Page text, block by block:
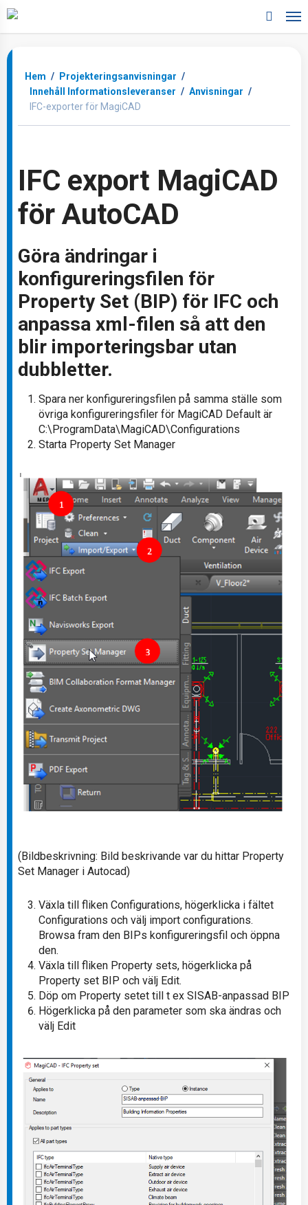
Skip
to
main
content
search
Hem / Projekteringsanvisningar /
Innehåll Informationsleveranser / Anvisningar /
IFC-exporter för MagiCAD
IFC export MagiCAD
för AutoCAD
Göra ändringar i
konfigureringsfilen för
Property Set (BIP) för IFC och
anpassa xml-filen så att den
blir importeringsbar utan
dubbletter.
Spara ner konfigureringsfilen på samma ställe som
övriga konfigureringsfiler för MagiCAD Default är
C:\ProgramData\MagiCAD\Configurations
Starta Property Set Manager
(Bildbeskrivning: Bild beskrivande var du hittar Property
Set Manager i Autocad)
Växla till fliken Configurations, högerklicka i fältet
Configurations och välj import configurations.
Browsa fram den BIPs konfigureringsfil och öppna
den.
Växla till fliken Property sets, högerklicka på
Property set BIP och välj Edit.
Döp om Property setet till t ex SISAB-anpassad BIP
Högerklicka på den parameter som ska ändras och
välj Edit